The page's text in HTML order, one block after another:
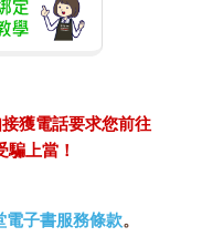
獲電話要求您前往
上當！
電子書服務條款。